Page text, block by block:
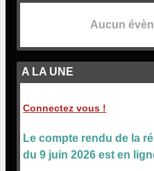
Aucun
A LA UNE
Connectez vous !
Le compte rendu de la
du 9 juin 2026 est en